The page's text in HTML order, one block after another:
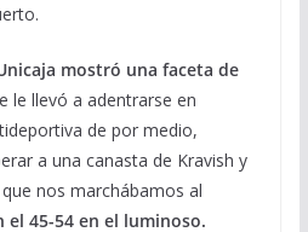
mostró una faceta de
le llevó a adentrarse en
de por medio,
a una canasta de Kravish y
nos marchábamos al
el 45-54 en el luminoso.